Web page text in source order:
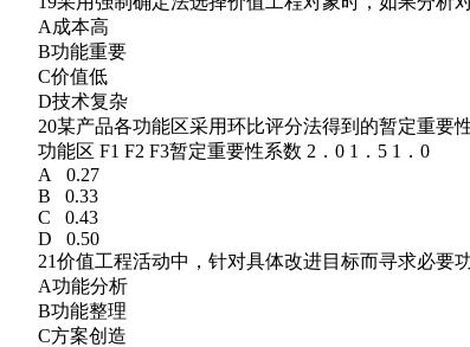
A成本高
B功能重要
C价值低
D技术复杂
20某产品各功能区采用环比评分法得到的暂定重要
功能区 F1 F2 F3暂定重要性系数 2．0 1．5 1．0
A 0.27
B 0.33
C 0.43
D 0.50
21价值工程活动中，针对具体改进目标而寻求必要
A功能分析
B功能整理
C方案创造